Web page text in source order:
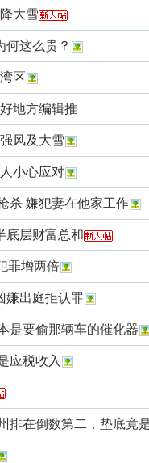
大雪
何这么贵？
区
地方编辑推
风及大雪
小心应对
杀 嫌犯妻在他家工作
底层财富总和
罪增两倍
嫌出庭拒认罪
是要偷那辆车的催化器
应税收入
排在倒数第二，垫底竟